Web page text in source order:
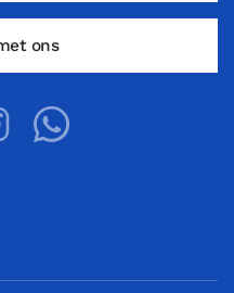
ons